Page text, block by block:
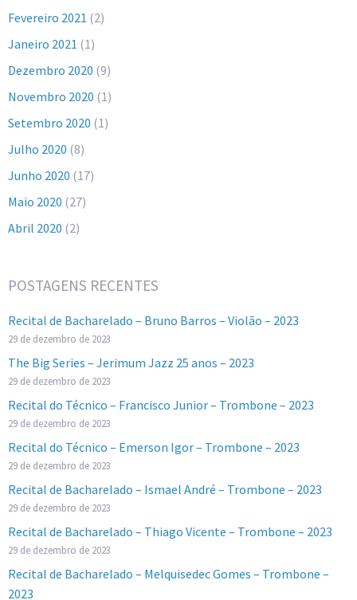
Fevereiro 2021 (2)
Janeiro 2021 (1)
Dezembro 2020 (9)
Novembro 2020 (1)
Setembro 2020 (1)
Julho 2020 (8)
Junho 2020 (17)
Maio 2020 (27)
Abril 2020 (2)
POSTAGENS RECENTES
Recital de Bacharelado – Bruno Barros – Violão – 2023
29 de dezembro de 2023
The Big Series – Jerimum Jazz 25 anos – 2023
29 de dezembro de 2023
Recital do Técnico – Francisco Junior – Trombone – 2023
29 de dezembro de 2023
Recital do Técnico – Emerson Igor – Trombone – 2023
29 de dezembro de 2023
Recital de Bacharelado – Ismael André – Trombone – 2023
29 de dezembro de 2023
Recital de Bacharelado – Thiago Vicente – Trombone – 2023
29 de dezembro de 2023
Recital de Bacharelado – Melquisedec Gomes – Trombone –
2023